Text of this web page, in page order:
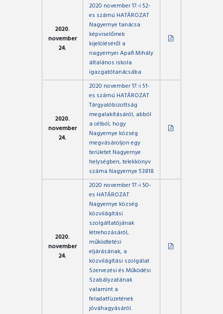
2020.
november
24.
2020 november 17.-i 52-
es számú HATÁROZAT
Nagyernye tanácsa
képviselőinek
kijelöléséről a
nagyernyei Apafi Mihály
általános iskola
igazgatótanácsába
2020.
november
24.
2020 november 17.-i 51-
es számú HATÁROZAT
Tárgyalóbizottság
megalakításáról, abból
a célból, hogy
Nagyernye község
megvásároljon egy
területet Nagyernye
helységben, telekkönyv
száma Nagyernye 53818
2020.
november
24.
2020 november 17.-i 50-
es HATÁROZAT
Nagyernye község
közvilágítási
szolgáltatójának
létrehozásáról,
működtetési
eljárásának, a
közvilágítási szolgálat
Szervezési és Működési
Szabályzatának
valamint a
feladatfüzetének
jóváhagyásáról.